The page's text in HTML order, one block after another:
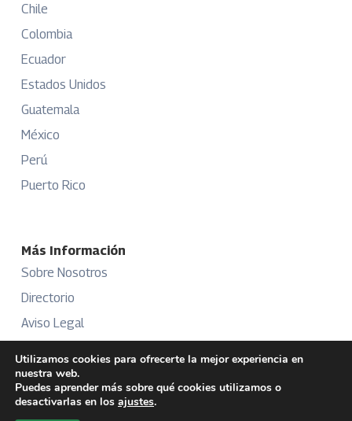
Chile
Colombia
Ecuador
Estados Unidos
Guatemala
México
Perú
Puerto Rico
Más Información
Sobre Nosotros
Directorio
Aviso Legal
Publicidad
Utilizamos cookies para ofrecerte la mejor experiencia en
nuestra web.
Puedes aprender más sobre qué cookies utilizamos o
desactivarlas en los ajustes.